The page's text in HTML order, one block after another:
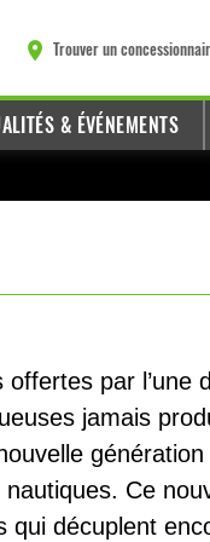
Trouver un
& ÉVÉNEMENTS
par l’une
jamais
Ce
décuplent